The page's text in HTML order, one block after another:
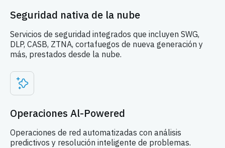
Seguridad nativa de la nube
Servicios de seguridad integrados que incluyen SWG,
DLP, CASB, ZTNA, cortafuegos de nueva generación y
más, prestados desde la nube.
Operaciones Al-Powered
Operaciones de red automatizadas con análisis
predictivos y resolución inteligente de problemas.